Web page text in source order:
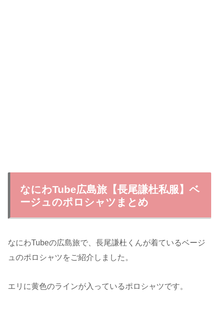
なにわTube広島旅【長尾謙杜私服】ベ
ージュのポロシャツまとめ
なにわTubeの広島旅で、長尾謙杜くんが着ているベージ
ュのポロシャツをご紹介しました。
エリに黄色のラインが入っているポロシャツです。